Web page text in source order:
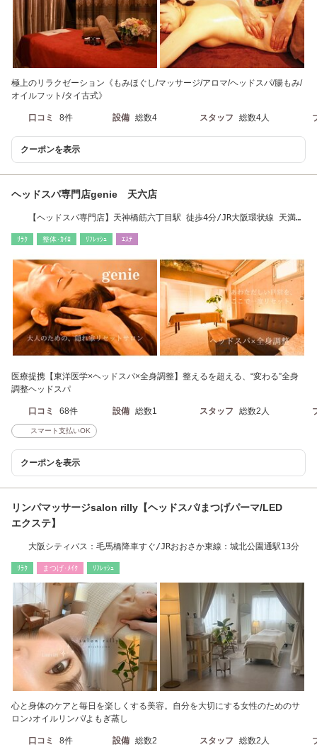
極上のリラクゼーション《もみほぐし/マッサージ/アロマ/ヘッドスパ/腸もみ/
オイルフット/タイ古式》
口コミ 8件 設備 総数4 スタッフ 総数4人
クーポンを表示
ヘッドスパ専門店genie 天六店
【ヘッドスパ専門店】天神橋筋六丁目駅 徒歩4分/JR大阪環状線 天満駅
ﾘﾗｸ 整体･ｶｲﾛ ﾘﾌﾚｯｼｭ ｴｽﾃ
医療提携【東洋医学×ヘッドスパ×全身調整】整えるを超える、“変わる”全身
調整ヘッドスパ
口コミ 68件 設備 総数1 スタッフ 総数2人
スマート支払いOK
クーポンを表示
リンパマッサージsalon rilly【ヘッドスパ/まつげパーマ/LED
エクステ】
大阪シティバス：毛馬橋降車すぐ/JRおおさか東線：城北公園通駅13分
ﾘﾗｸ まつげ･ﾒｲｸ ﾘﾌﾚｯｼｭ
心と身体のケアと毎日を楽しくする美容。自分を大切にする女性のためのサ
ロン♪オイルリンパ/よもぎ蒸し
口コミ 8件 設備 総数2 スタッフ 総数2人